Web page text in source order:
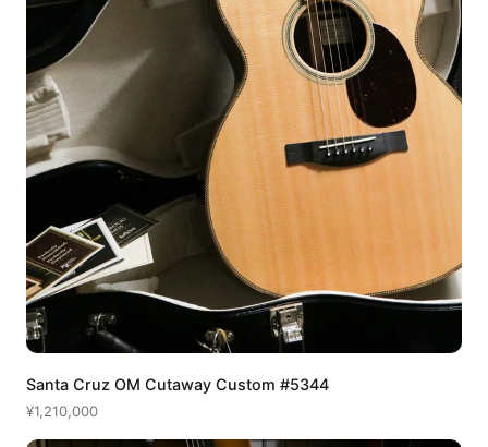
Santa Cruz OM Cutaway Custom #5344
¥1,210,000